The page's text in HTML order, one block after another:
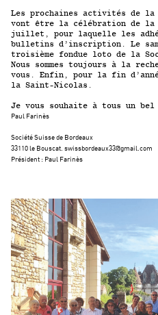
Les prochaines activités de la
vont être la célébration de la
juillet, pour laquelle les
bulletins d’inscription. Le
troisième fondue loto de la
Nous sommes toujours à la
vous. Enfin, pour la fin
la Saint-Nicolas.
Je vous souhaite à tous un
Paul Farinès
Société Suisse de Bordeaux
33110 le Bouscat. swissbordeaux33@gmail.com
Président : Paul Farinès